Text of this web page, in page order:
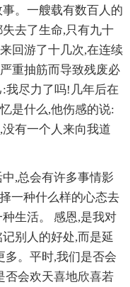
。一艘载有数百人的
去了生命,只有九十
回游了十几次,在连续
重抽筋而导致残废必
我尽力了吗!几年后在
是什么,他伤感的说:
有一个人来向我道
,总会有许多事情影
一种什么样的心态去
生活。 感恩,是我对
别人的好处,而是延
多。平时,我们是否会
否会欢天喜地欣喜若